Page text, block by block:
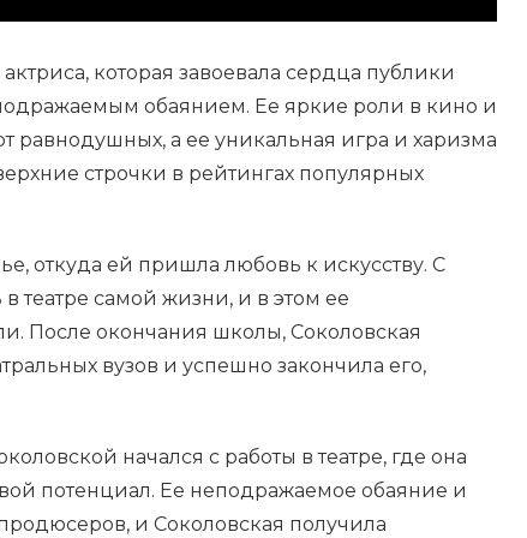
которая завоевала сердца публики
обаянием. Ее яркие роли в кино и
равнодушных, а ее уникальная игра и харизма
строчки в рейтингах популярных
откуда ей пришла любовь к искусству. С
театре самой жизни, и в этом ее
После окончания школы, Соколовская
вузов и успешно закончила его,
начался с работы в театре, где она
потенциал. Ее неподражаемое обаяние и
и Соколовская получила